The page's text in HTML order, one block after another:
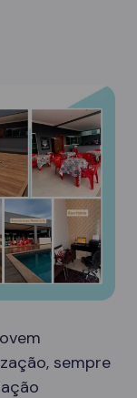
sempre